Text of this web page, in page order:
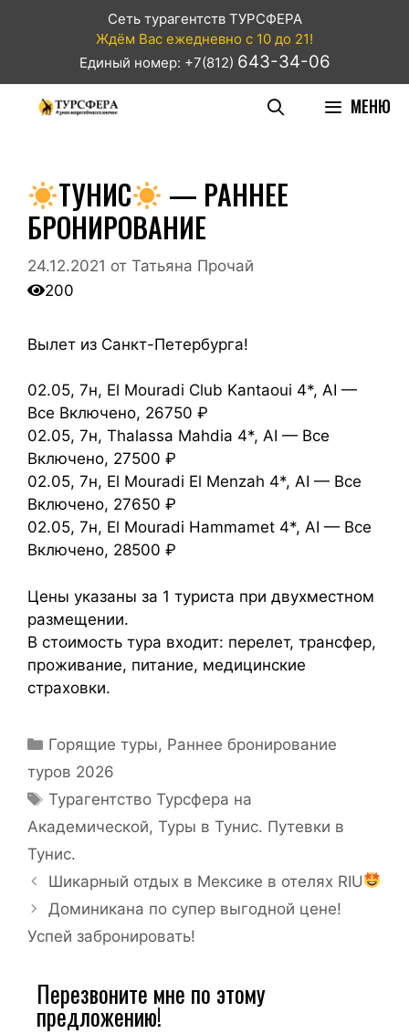
Сеть турагентств ТУРСФЕРА
Ждём Вас ежедневно с 10 до 21!
Единый номер: +7(812) 643-34-06
МЕНЮ
ТУНИС
— РАННЕЕ
БРОНИРОВАНИЕ
24.12.2021 от Татьяна Прочай
200
Вылет из Санкт-Петербурга!
02.05, 7н, El Mouradi Club Kantaoui 4*, AI —
Все Включено, 26750 ₽
02.05, 7н, Thalassa Mahdia 4*, AI — Все
Включено, 27500 ₽
02.05, 7н, El Mouradi El Menzah 4*, AI — Все
Включено, 27650 ₽
02.05, 7н, El Mouradi Hammamet 4*, AI — Все
Включено, 28500 ₽
Цены указаны за 1 туриста при двухместном
размещении.
В стоимость тура входит: перелет, трансфер,
проживание, питание, медицинские
страховки.
Горящие туры, Раннее бронирование
туров 2026
Турагентство Турсфера на
Академической, Туры в Тунис. Путевки в
Тунис.
Шикарный отдых в Мексике в отелях RIU
Доминикана по супер выгодной цене!
Успей забронировать!
Перезвоните мне по этому
предложению!